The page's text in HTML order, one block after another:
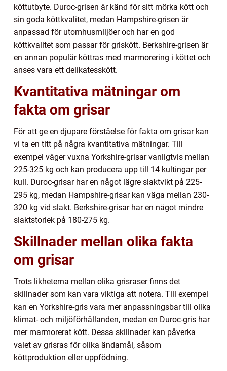
köttutbyte. Duroc-grisen är känd för sitt mörka kött och
sin goda köttkvalitet, medan Hampshire-grisen är
anpassad för utomhusmiljöer och har en god
köttkvalitet som passar för griskött. Berkshire-grisen är
en annan populär köttras med marmorering i köttet och
anses vara ett delikatesskött.
Kvantitativa mätningar om
fakta om grisar
För att ge en djupare förståelse för fakta om grisar kan
vi ta en titt på några kvantitativa mätningar. Till
exempel väger vuxna Yorkshire-grisar vanligtvis mellan
225-325 kg och kan producera upp till 14 kultingar per
kull. Duroc-grisar har en något lägre slaktvikt på 225-
295 kg, medan Hampshire-grisar kan väga mellan 230-
320 kg vid slakt. Berkshire-grisar har en något mindre
slaktstorlek på 180-275 kg.
Skillnader mellan olika fakta
om grisar
Trots likheterna mellan olika grisraser finns det
skillnader som kan vara viktiga att notera. Till exempel
kan en Yorkshire-gris vara mer anpassningsbar till olika
klimat- och miljöförhållanden, medan en Duroc-gris har
mer marmorerat kött. Dessa skillnader kan påverka
valet av grisras för olika ändamål, såsom
köttproduktion eller uppfödning.